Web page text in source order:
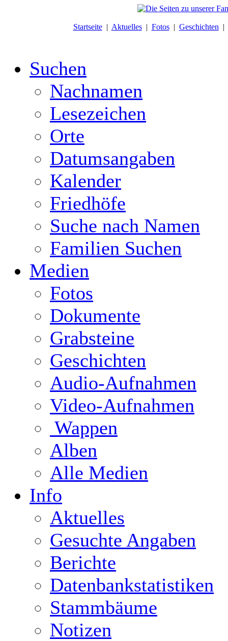
Startseite| Aktuelles| Fotos| Geschichten |
Suchen
Nachnamen
Lesezeichen
Orte
Datumsangaben
Kalender
Friedhöfe
Suche nach Namen
Familien Suchen
Medien
Fotos
Dokumente
Grabsteine
Geschichten
Audio-Aufnahmen
Video-Aufnahmen
Wappen
Alben
Alle Medien
Info
Aktuelles
Gesuchte Angaben
Berichte
Datenbankstatistiken
Stammbäume
Notizen